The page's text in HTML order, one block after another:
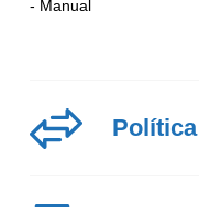
- Manual
Política